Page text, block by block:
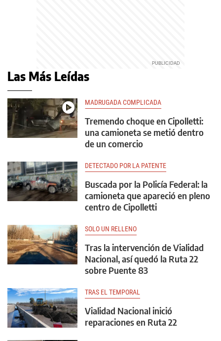
Las Más Leídas
MADRUGADA COMPLICADA
Tremendo choque en Cipolletti:
una camioneta se metió dentro
de un comercio
DETECTADO POR LA PATENTE
Buscada por la Policía Federal: la
camioneta que apareció en pleno
centro de Cipolletti
SOLO UN RELLENO
Tras la intervención de Vialidad
Nacional, así quedó la Ruta 22
sobre Puente 83
TRAS EL TEMPORAL
Vialidad Nacional inició
reparaciones en Ruta 22